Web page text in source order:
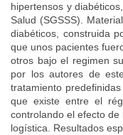
hipertensos y
Salud (SGSSS).
diabéticos, construida
que unos pacientes
otros bajo el regimen
por los autores de
tratamiento
que existe entre el
controlando el efecto
logística. Resultados